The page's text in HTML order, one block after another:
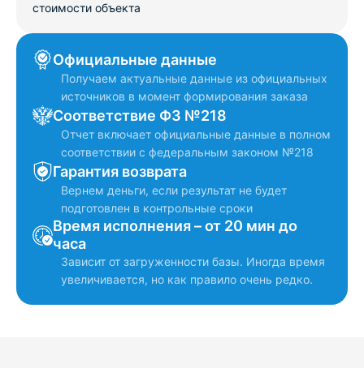
стоимости объекта
Официальные данные
Получаем актуальные данные из официальных
источников в момент формирования заказа
Соответствие ФЗ №218
Отчет включает официальные данные в полном
соответствии с федеральным законом №218
Гарантия возврата
Вернем деньги, если результат не будет
подготовлен в контрольные сроки
Время исполнения – от 20 мин до
часа
Зависит от загруженности базы. Иногда время
увеличивается, но как правило очень редко.